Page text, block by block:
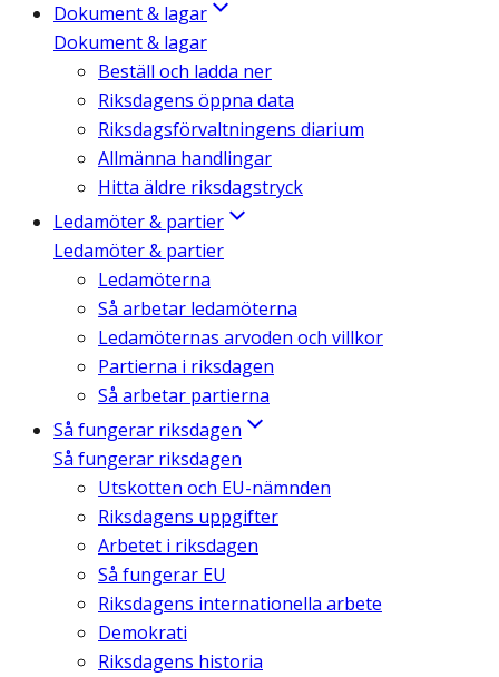
Dokument & lagar
Dokument & lagar
Beställ och ladda ner
Riksdagens öppna data
Riksdagsförvaltningens diarium
Allmänna handlingar
Hitta äldre riksdagstryck
Ledamöter & partier
Ledamöter & partier
Ledamöterna
Så arbetar ledamöterna
Ledamöternas arvoden och villkor
Partierna i riksdagen
Så arbetar partierna
Så fungerar riksdagen
Så fungerar riksdagen
Utskotten och EU-nämnden
Riksdagens uppgifter
Arbetet i riksdagen
Så fungerar EU
Riksdagens internationella arbete
Demokrati
Riksdagens historia